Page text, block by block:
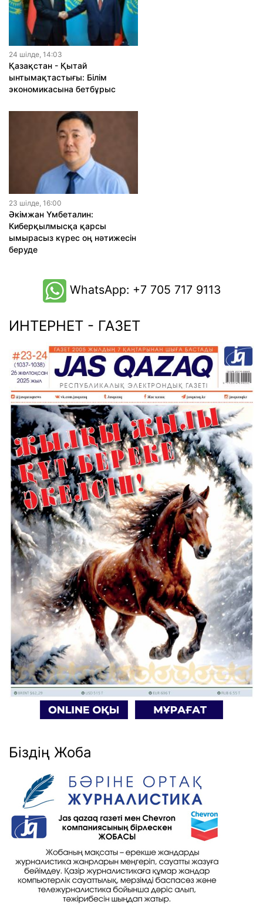
24 шiлде, 14:03
Қазақстан - Қытай
ынтымақтастығы: Білім
экономикасына бетбұрыс
23 шiлде, 16:00
Әкімжан Үмбеталин:
Киберқылмысқа қарсы
ымырасыз күрес оң нәтижесін
беруде
WhatsApp: +7 705 717 9113
ИНТЕРНЕТ - ГАЗЕТ
Біздің Жоба